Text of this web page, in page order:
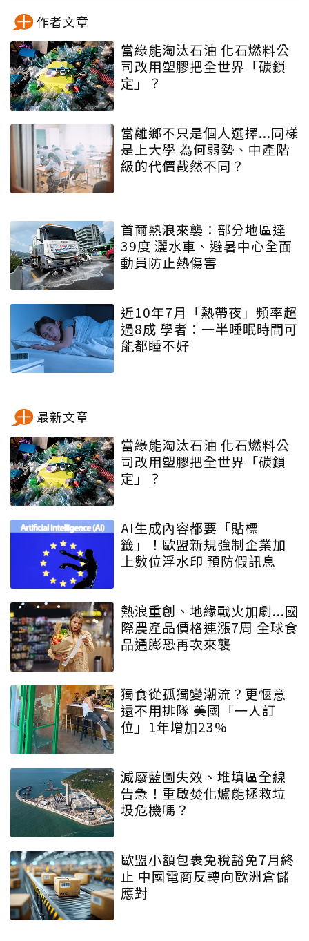
作者文章
當綠能淘汰石油 化石燃料公
司改用塑膠把全世界「碳鎖
定」？
當離鄉不只是個人選擇...同樣
是上大學 為何弱勢、中產階
級的代價截然不同？
首爾熱浪來襲：部分地區達
39度 灑水車、避暑中心全面
動員防止熱傷害
近10年7月「熱帶夜」頻率超
過8成 學者：一半睡眠時間可
能都睡不好
最新文章
當綠能淘汰石油 化石燃料公
司改用塑膠把全世界「碳鎖
定」？
AI生成內容都要「貼標
籤」！歐盟新規強制企業加
上數位浮水印 預防假訊息
熱浪重創、地緣戰火加劇...國
際農產品價格連漲7周 全球食
品通膨恐再次來襲
獨食從孤獨變潮流？更愜意
還不用排隊 美國「一人訂
位」1年增加23%
減廢藍圖失效、堆填區全線
告急！重啟焚化爐能拯救垃
圾危機嗎？
歐盟小額包裹免稅豁免7月終
止 中國電商反轉向歐洲倉儲
應對